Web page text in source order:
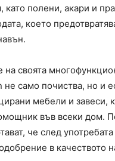
като полени, акари и
което
на своята
не само почиства, но и
мебели и завеси,
във всеки дом.
че след
в качеството